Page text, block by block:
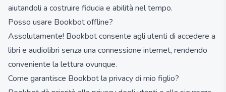
aiutandoli a costruire fiducia e abilità nel tempo.
Posso usare Bookbot offline?
Assolutamente! Bookbot consente agli utenti di accedere a
libri e audiolibri senza una connessione internet, rendendo
conveniente la lettura ovunque.
Come garantisce Bookbot la privacy di mio figlio?